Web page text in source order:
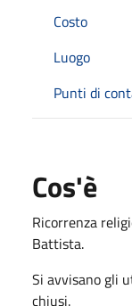
Costo
Luogo
Punti di
Cos'è
Ricorrenza
Battista.
Si avvisano gli
chiusi.